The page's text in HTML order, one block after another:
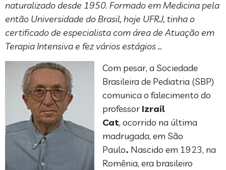
naturalizado desde 1950. Formado em Medicina pela
então Universidade do Brasil, hoje UFRJ, tinha o
certificado de especialista com área de Atuação em
Terapia Intensiva e fez vários estágios …
Com pesar, a Sociedade
Brasileira de Pediatria (SBP)
comunica o falecimento do
professor Izrail
Cat, ocorrido na última
madrugada, em São
Paulo. Nascido em 1923, na
Romênia, era brasileiro